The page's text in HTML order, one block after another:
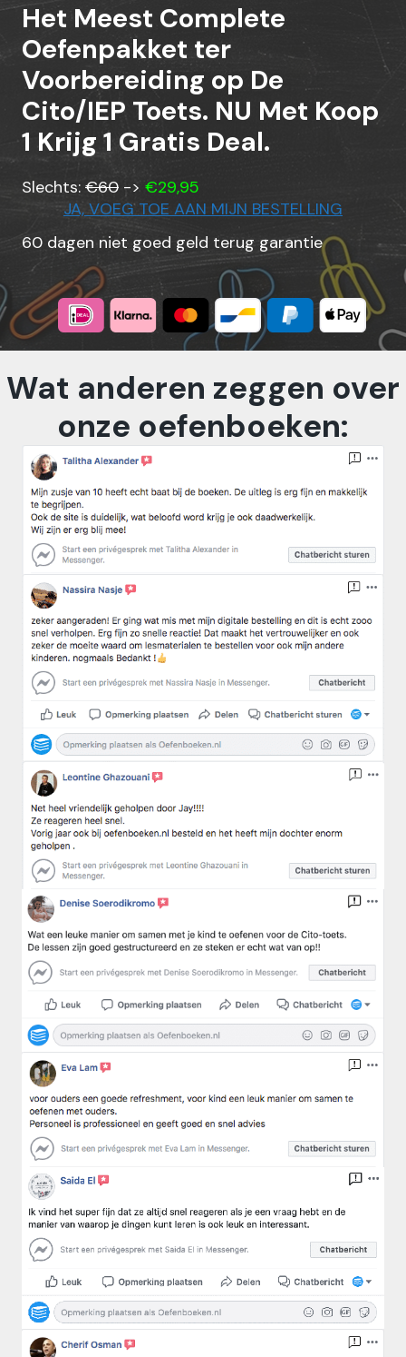
Het Meest Complete
Oefenpakket ter
Voorbereiding op De
Cito/IEP Toets. NU Met Koop
1 Krijg 1 Gratis Deal.
Slechts: €60 -> €29,95
JA, VOEG TOE AAN MIJN BESTELLING
60 dagen niet goed geld terug garantie
Wat anderen zeggen over
onze oefenboeken: